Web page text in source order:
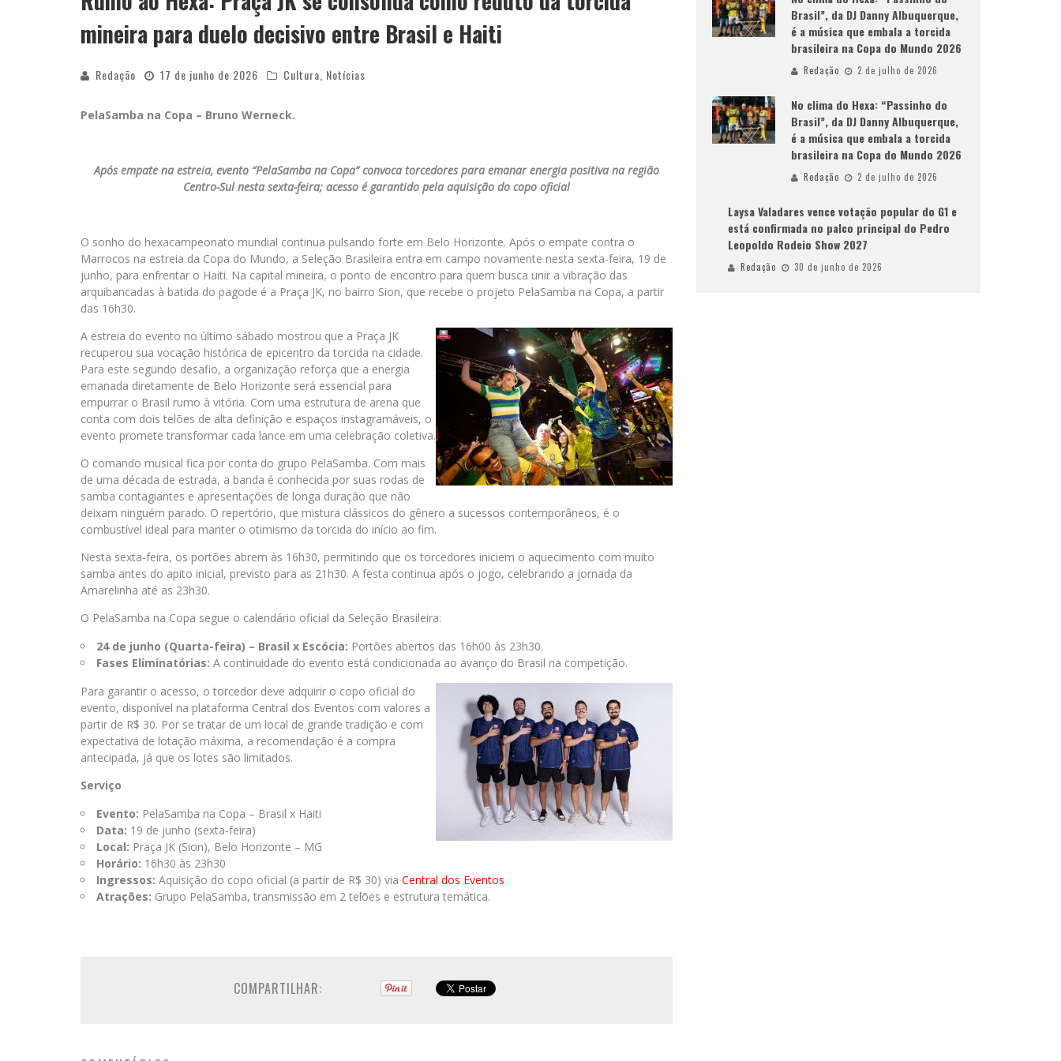
mineira para duelo decisivo entre Brasil e Haiti
Redação 17 de junho de 2026 Cultura Notícias
PelaSamba na Copa – Bruno Werneck.
Após empate na estreia, evento “PelaSamba na Copa” convoca torcedores para emanar energia positiva na região
Centro-Sul nesta sexta-feira; acesso é garantido pela aquisição do copo oficial
O sonho do hexacampeonato mundial continua pulsando forte em Belo Horizonte. Após o empate contra o
Marrocos na estreia da Copa do Mundo, a Seleção Brasileira entra em campo novamente nesta sexta-feira, 19 de
junho, para enfrentar o Haiti. Na capital mineira, o ponto de encontro para quem busca unir a vibração das
arquibancadas à batida do pagode é a Praça JK, no bairro Sion, que recebe o projeto PelaSamba na Copa, a partir
das 16h30.
A estreia do evento no último sábado mostrou que a Praça JK
recuperou sua vocação histórica de epicentro da torcida na cidade.
Para este segundo desafio, a organização reforça que a energia
emanada diretamente de Belo Horizonte será essencial para
empurrar o Brasil rumo à vitória. Com uma estrutura de arena que
conta com dois telões de alta definição e espaços instagramáveis, o
evento promete transformar cada lance em uma celebração coletiva.
O comando musical fica por conta do grupo PelaSamba. Com mais
de uma década de estrada, a banda é conhecida por suas rodas de
samba contagiantes e apresentações de longa duração que não
deixam ninguém parado. O repertório, que mistura clássicos do gênero a sucessos contemporâneos, é o
combustível ideal para manter o otimismo da torcida do início ao fim.
Nesta sexta-feira, os portões abrem às 16h30, permitindo que os torcedores iniciem o aquecimento com muito
samba antes do apito inicial, previsto para as 21h30. A festa continua após o jogo, celebrando a jornada da
Amarelinha até as 23h30.
O PelaSamba na Copa segue o calendário oficial da Seleção Brasileira:
24 de junho (Quarta-feira) – Brasil x Escócia: Portões abertos das 16h00 às 23h30.
Fases Eliminatórias: A continuidade do evento está condicionada ao avanço do Brasil na competição.
Para garantir o acesso, o torcedor deve adquirir o copo oficial do
evento, disponível na plataforma Central dos Eventos com valores a
partir de R$ 30. Por se tratar de um local de grande tradição e com
expectativa de lotação máxima, a recomendação é a compra
antecipada, já que os lotes são limitados.
Serviço
Evento: PelaSamba na Copa – Brasil x Haiti
Data: 19 de junho (sexta-feira)
Local: Praça JK (Sion), Belo Horizonte – MG
Horário: 16h30 às 23h30
Ingressos: Aquisição do copo oficial (a partir de R$ 30) via Central dos Eventos
Atrações: Grupo PelaSamba, transmissão em 2 telões e estrutura temática.
COMPARTILHAR:
Brasil”, da DJ Danny Albuquerque,
é a música que embala a torcida
brasileira na Copa do Mundo 2026
Redação 2 de julho de 2026
No clima do Hexa: “Passinho do
Brasil”, da DJ Danny Albuquerque,
é a música que embala a torcida
brasileira na Copa do Mundo 2026
Redação 2 de julho de 2026
Laysa Valadares vence votação popular do G1 e
está confirmada no palco principal do Pedro
Leopoldo Rodeio Show 2027
Redação 30 de junho de 2026